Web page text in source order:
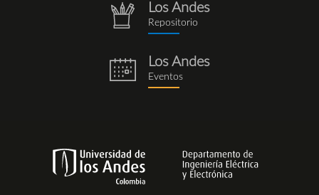
repositorio.png
Los Andes
Repositorio
eventos.png
Los Andes
Eventos